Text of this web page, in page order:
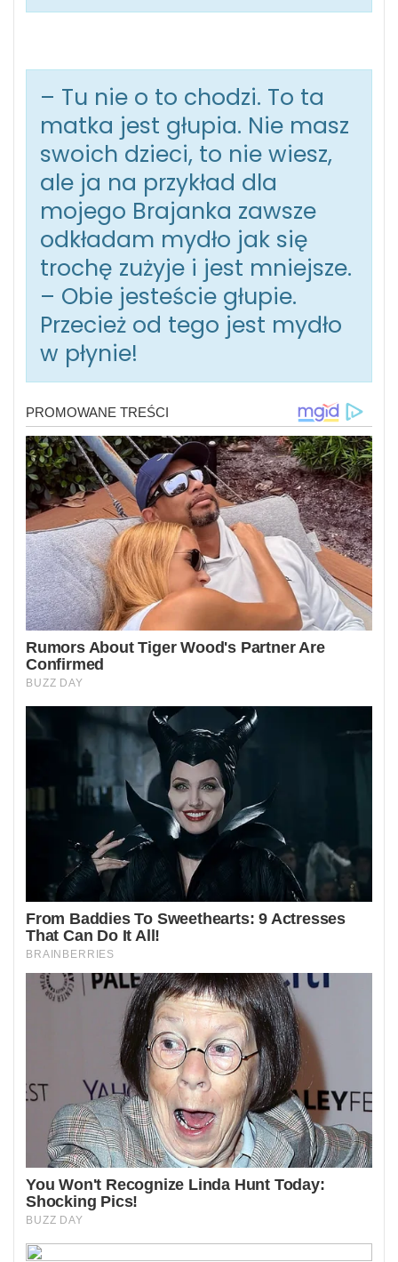
– Tu nie o to chodzi. To ta
matka jest głupia. Nie masz
swoich dzieci, to nie wiesz,
ale ja na przykład dla
mojego Brajanka zawsze
odkładam mydło jak się
trochę zużyje i jest mniejsze.
– Obie jesteście głupie.
Przecież od tego jest mydło
w płynie!